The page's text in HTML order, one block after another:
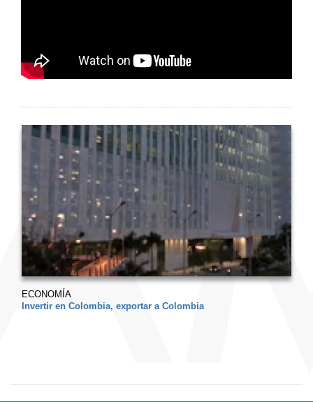
ECONOMÍA
Invertir en Colombia, exportar a Colombia